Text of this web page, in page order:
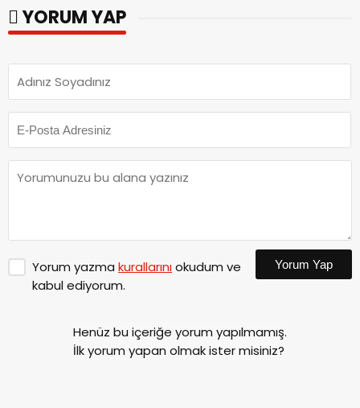
başladı.
YORUM YAP
Yorum yazma kurallarınıokudum ve
kabul ediyorum.
Yorum Yap
Henüz bu içeriğe yorum yapılmamış.
İlk yorum yapan olmak ister misiniz?